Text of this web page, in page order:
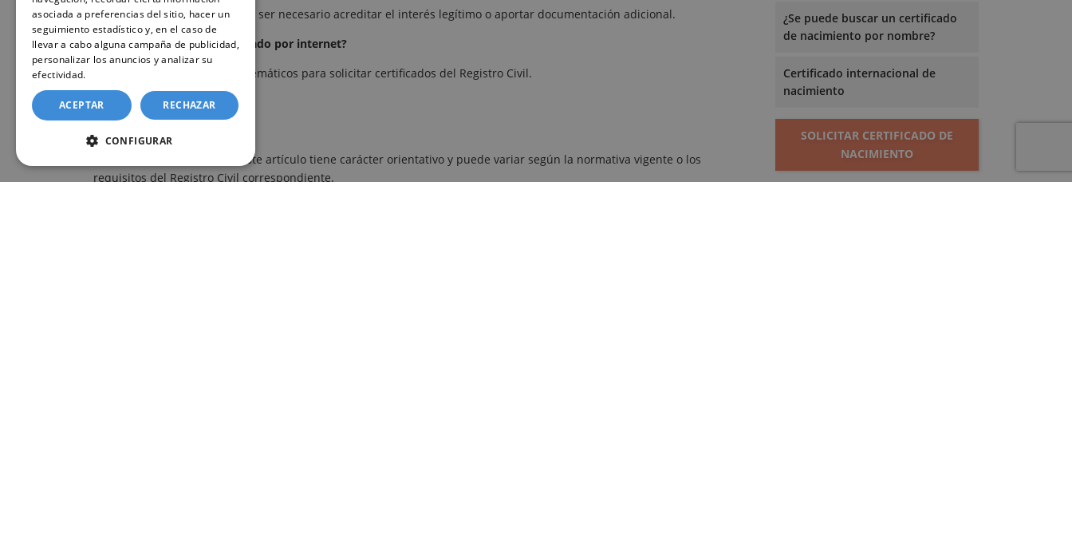
En determinados casos puede ser necesario acreditar el interés legítimo o aportar documentación adicional.
¿Se puede solicitar el certificado por internet?
Sí, existen procedimientos telemáticos para solicitar certificados del Registro Civil.
Nota informativa
La información ofrecida en este artículo tiene carácter orientativo y puede variar según la normativa vigente o los
requisitos del Registro Civil correspondiente.
¿Se puede buscar un certificado
de nacimiento por nombre?
Certificado internacional de
nacimiento
SOLICITAR CERTIFICADO DE
NACIMIENTO
asociada a preferencias del sitio, hacer un
seguimiento estadístico y, en el caso de
llevar a cabo alguna campaña de publicidad,
personalizar los anuncios y analizar su
efectividad.
ACEPTAR RECHAZAR
CONFIGURAR